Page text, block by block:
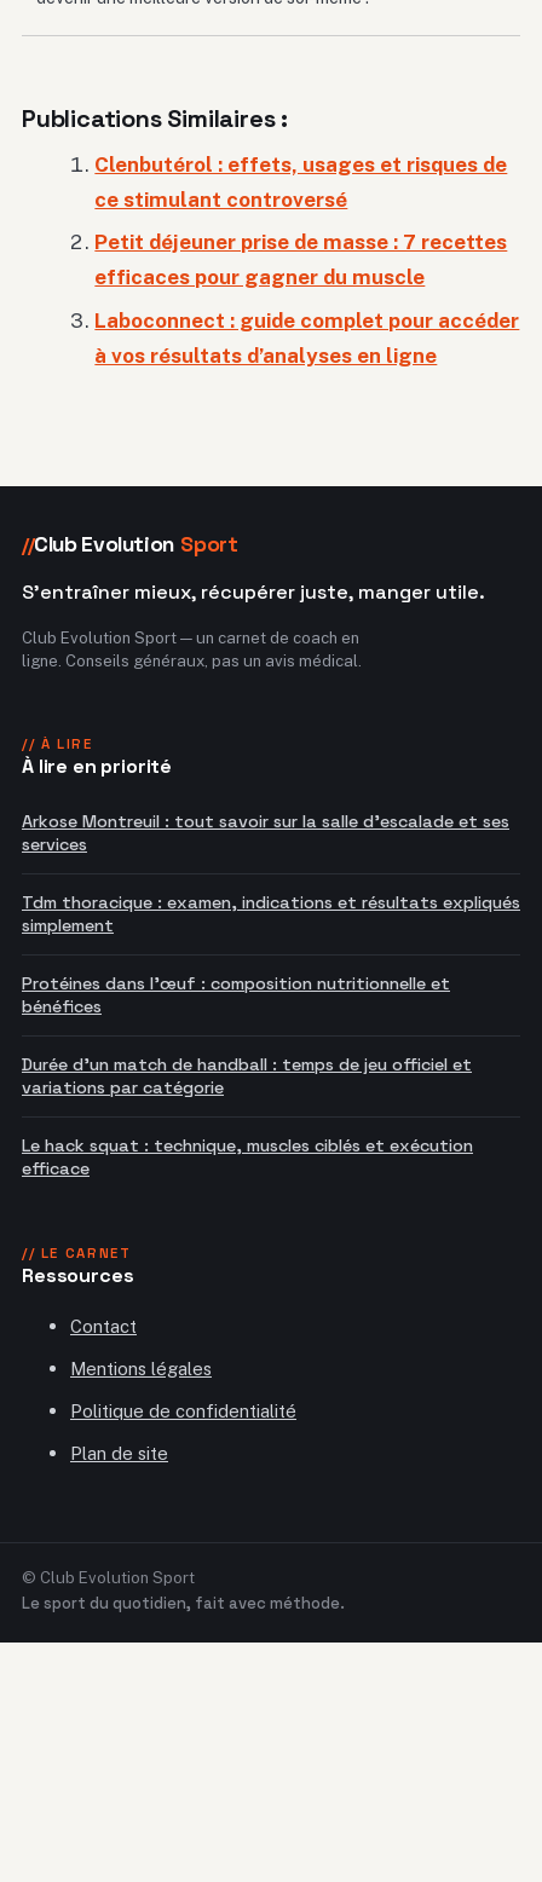
Publications Similaires :
Clenbutérol : effets, usages et risques de
ce stimulant controversé
Petit déjeuner prise de masse : 7 recettes
efficaces pour gagner du muscle
Laboconnect : guide complet pour accéder
à vos résultats d’analyses en ligne
//Club Evolution Sport
S'entraîner mieux, récupérer juste, manger utile.
Club Evolution Sport — un carnet de coach en
ligne. Conseils généraux, pas un avis médical.
// À LIRE
À lire en priorité
Arkose Montreuil : tout savoir sur la salle d'escalade et ses
services
Tdm thoracique : examen, indications et résultats expliqués
simplement
Protéines dans l'œuf : composition nutritionnelle et
bénéfices
Durée d'un match de handball : temps de jeu officiel et
variations par catégorie
Le hack squat : technique, muscles ciblés et exécution
efficace
// LE CARNET
Ressources
Contact
Mentions légales
Politique de confidentialité
Plan de site
© Club Evolution Sport
Le sport du quotidien, fait avec méthode.